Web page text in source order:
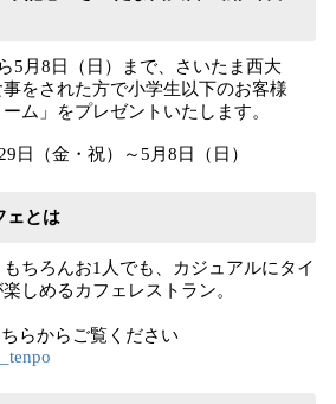
5月8日（日）まで、さいたま西大
をされた方で小学生以下のお客様
ム」をプレゼントいたします。
日（金・祝）～5月8日（日）
ェとは
ちろんお1人でも、カジュアルにタイ
しめるカフェレストラン。
らからご覧ください